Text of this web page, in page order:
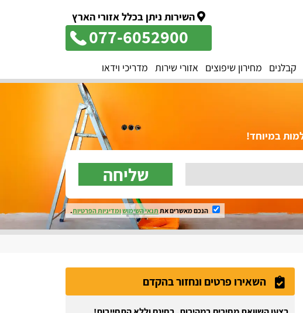
השירות ניתן בכלל אזורי הארץ
077-6052900
קבלנים מחירון שיפוצים אזורי שירות מדריכי וידאו
שליחה
הנכם מאשרים את תנאי השימושומדיניות הפרטיות.
השאירו פרטים ונחזור בהקדם